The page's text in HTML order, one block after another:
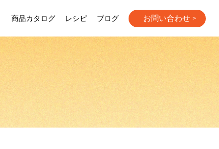
商品カタログ レシピ ブログ お問い合わせ